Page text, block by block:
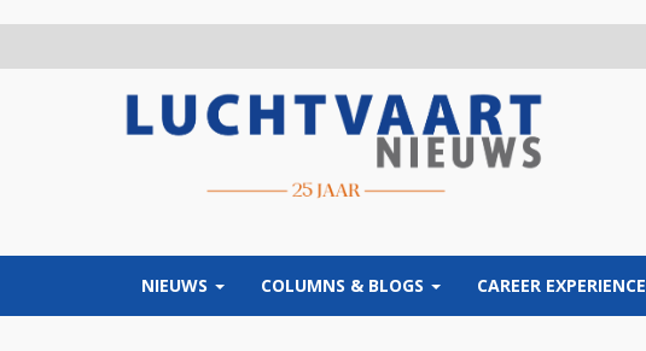
NIEUWS COLUMNS & BLOGS CAREER EXPERIENCE